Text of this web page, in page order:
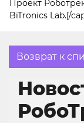
Проект
BiTronics Lab.[/
Возврат к